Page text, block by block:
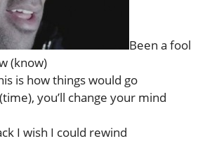
Been a fool
(know)
is how things would go
you’ll change your mind
I wish I could rewind